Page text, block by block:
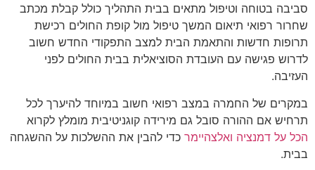
סביבה בטוחה וטיפול מתאים בבית התהליך כולל קבלת מכתב
שחרור רפואי תיאום המשך טיפול מול קופת החולים רכישת
תרופות חדשות והתאמת הבית למצב התפקודי החדש חשוב
לדרוש פגישה עם העובדת הסוציאלית בבית החולים לפני
העזיבה.
במקרים של החמרה במצב רפואי חשוב במיוחד להיערך לכל
תרחיש אם ההורה סובל גם מירידה קוגניטיבית מומלץ לקרוא
הכל על דמנציה ואלצהיימר כדי להבין את ההשלכות על ההשגחה
בבית.